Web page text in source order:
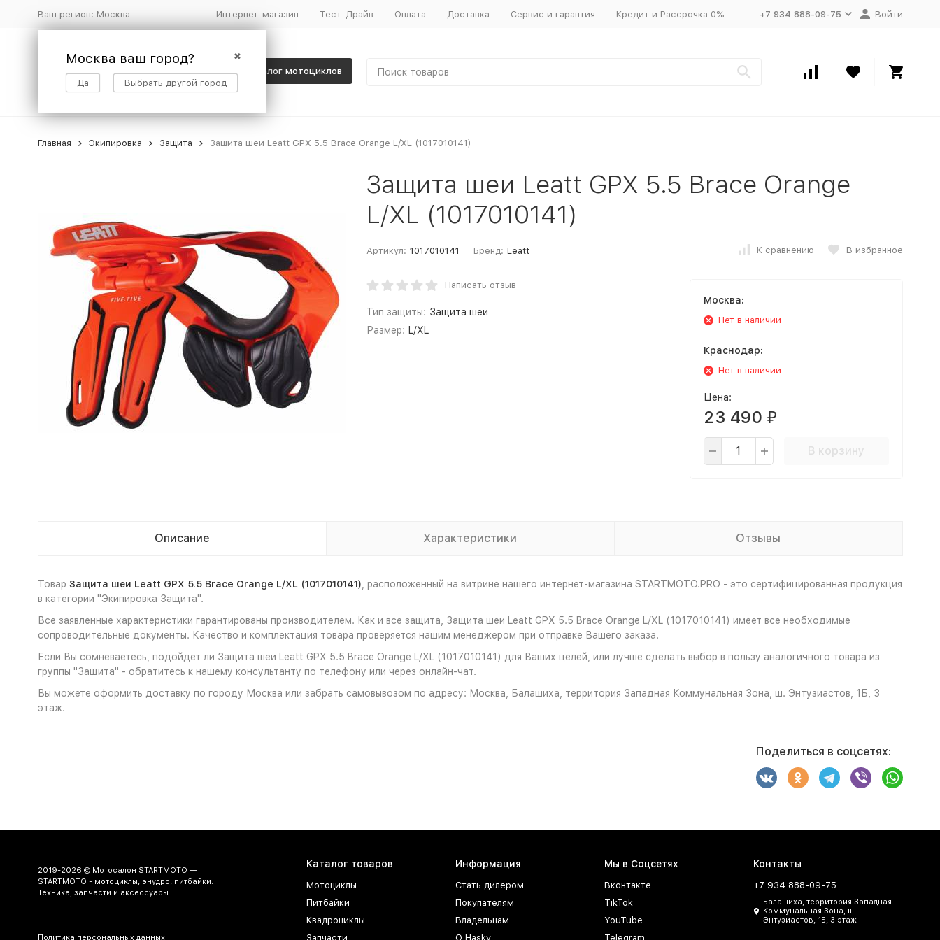
Ваш регион: Москва
✖
Москва ваш город?
Да Выбрать другой город
Интернет-магазин Тест-Драйв Оплата Доставка Сервис и гарантия Кредит и Рассрочка 0% +7 934 888-09-75 Войти
Каталог мотоциклов
Главная Экипировка Защита Защита шеи Leatt GPX 5.5 Brace Orange L/XL (1017010141)
Защита шеи Leatt GPX 5.5 Brace Orange
L/XL (1017010141)
Артикул: 1017010141 Бренд: Leatt К сравнению В избранное
Написать отзыв
Тип защиты: Защита шеи
Размер: L/XL
Москва:
Нет в наличии
Краснодар:
Нет в наличии
Цена:
23 490 ₽
В корзину
Описание Характеристики Отзывы
Товар Защита шеи Leatt GPX 5.5 Brace Orange L/XL (1017010141) , расположенный на витрине нашего интернет-магазина STARTMOTO.PRO - это сертифицированная продукция
в категории "Экипировка Защита".
Все заявленные характеристики гарантированы производителем. Как и все защита, Защита шеи Leatt GPX 5.5 Brace Orange L/XL (1017010141) имеет все необходимые
сопроводительные документы. Качество и комплектация товара проверяется нашим менеджером при отправке Вашего заказа.
Если Вы сомневаетесь, подойдет ли Защита шеи Leatt GPX 5.5 Brace Orange L/XL (1017010141) для Ваших целей, или лучше сделать выбор в пользу аналогичного товара из
группы "Защита" - обратитесь к нашему консультанту по телефону или через онлайн-чат.
Вы можете оформить доставку по городу Москва или забрать самовывозом по адресу: Москва, Балашиха, территория Западная Коммунальная Зона, ш. Энтузиастов, 1Б, 3
этаж.
Поделиться в соцсетях:
2019-2026 © Мотосалон STARTMOTO —
STARTMOTO - мотоциклы, энудро, питбайки.
Техника, запчасти и аксессуары.
Политика персональных данных
Каталог товаров
Мотоциклы
Питбайки
Квадроциклы
Запчасти
Информация
Стать дилером
Покупателям
Владельцам
О Hasky
Мы в Соцсетях
Вконтакте
TikTok
YouTube
Telegram
Контакты
+7 934 888-09-75
Балашиха, территория Западная
Коммунальная Зона, ш.
Энтузиастов, 1Б, 3 этаж